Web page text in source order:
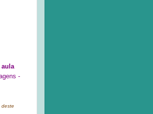
aula
-
deste